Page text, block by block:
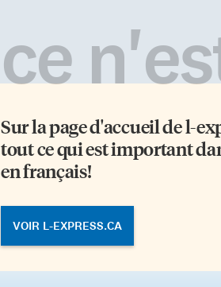
ce
Sur la page d'accueil del-
tout ce qui est important
en français!
VOIR L-EXPRESS.CA